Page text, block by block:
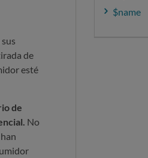
de
esté
de
No
$name